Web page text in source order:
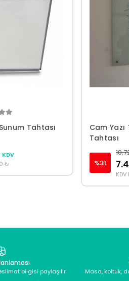
Tahtası
KDV
₺
Cam Yazı
Tahtası
%31
bilgisi paylaşılır Masa, koltuk,